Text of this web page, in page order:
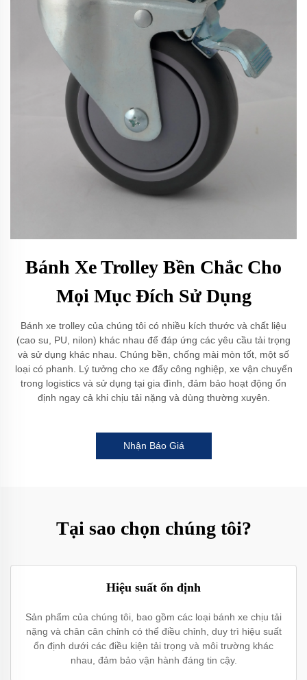
Bánh Xe Trolley Bền Chắc Cho
Mọi Mục Đích Sử Dụng
Bánh xe trolley của chúng tôi có nhiều kích thước và chất liệu
(cao su, PU, nilon) khác nhau để đáp ứng các yêu cầu tải trọng
và sử dụng khác nhau. Chúng bền, chống mài mòn tốt, một số
loại có phanh. Lý tưởng cho xe đẩy công nghiệp, xe vận chuyển
trong logistics và sử dụng tại gia đình, đảm bảo hoạt động ổn
định ngay cả khi chịu tải nặng và dùng thường xuyên.
Nhận Báo Giá
Tại sao chọn chúng tôi?
Hiệu suất ổn định
Sản phẩm của chúng tôi, bao gồm các loại bánh xe chịu tải
nặng và chân cân chỉnh có thể điều chỉnh, duy trì hiệu suất
ổn định dưới các điều kiện tải trọng và môi trường khác
nhau, đảm bảo vận hành đáng tin cậy.